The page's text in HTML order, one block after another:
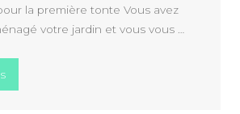
la première tonte Vous avez
votre jardin et vous vous …
« Comment faire correctement sa